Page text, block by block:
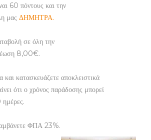
60 πόντους και την
μας ΔΗΜΗΤΡΑ.
σε όλη την
8,00€.
και κατασκευάζετε αποκλειστικά
ότι ο χρόνος παράδοσης μπορεί
ημέρες.
ΦΠΑ 23%.